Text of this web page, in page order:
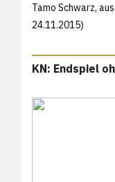
Tamo Schwarz,
24.11.2015)
KN: Endspiel